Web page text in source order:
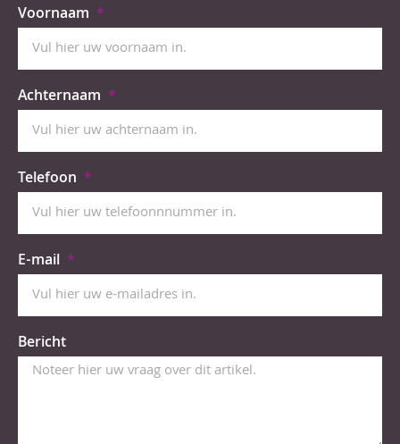
Voornaam
Achternaam
Telefoon
E-mail
Bericht